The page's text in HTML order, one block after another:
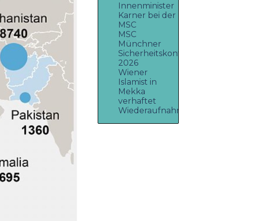
Innenminister
Karner bei der
MSC
MSC
Münchner
Sicherheitskonferenz
2026
Wiener
Islamist in
Mekka
verhaftet
Wiederaufnahme